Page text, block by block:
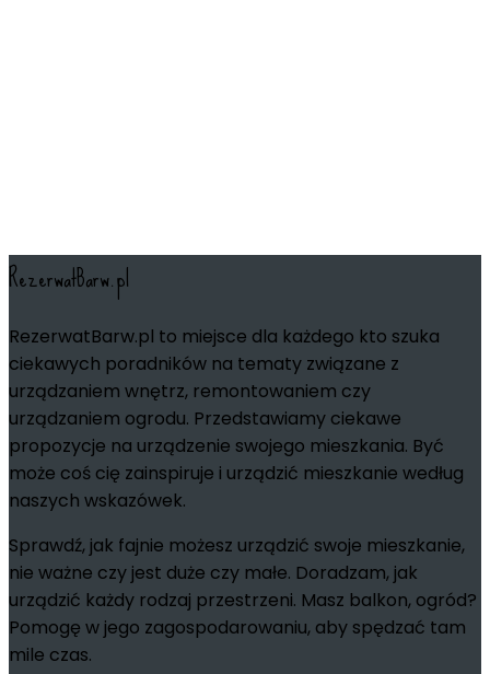
RezerwatBarw.pl
RezerwatBarw.pl to miejsce dla każdego kto szuka
ciekawych poradników na tematy związane z
urządzaniem wnętrz, remontowaniem czy
urządzaniem ogrodu. Przedstawiamy ciekawe
propozycje na urządzenie swojego mieszkania. Być
może coś cię zainspiruje i urządzić mieszkanie według
naszych wskazówek.
Sprawdź, jak fajnie możesz urządzić swoje mieszkanie,
nie ważne czy jest duże czy małe. Doradzam, jak
urządzić każdy rodzaj przestrzeni. Masz balkon, ogród?
Pomogę w jego zagospodarowaniu, aby spędzać tam
mile czas.